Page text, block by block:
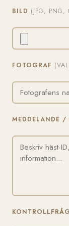
BILD (JPG,
FOTOGRAF
MEDDELANDE /